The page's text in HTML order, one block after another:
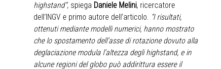
highstand”, spiega Daniele Melini, ricercatore
dell’INGV e primo autore dell’articolo. “I risultati,
ottenuti mediante modelli numerici, hanno mostrato
che lo spostamento dell’asse di rotazione dovuto alla
deglaciazione modula l’altezza degli highstand, e in
alcune regioni del globo può addirittura essere il